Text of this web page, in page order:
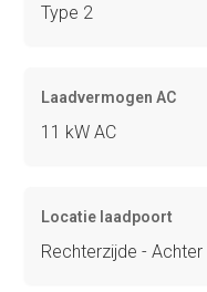
Type 2
Laadvermogen AC
11 kW AC
Locatie laadpoort
Rechterzijde - Achter